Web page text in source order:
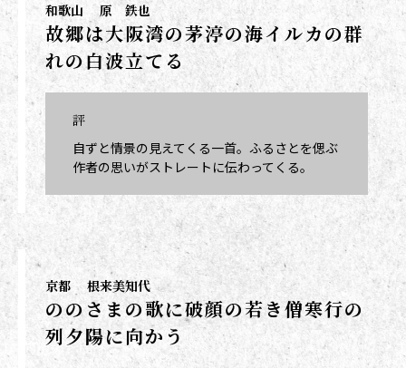
和歌山 原 鉄也
故郷は大阪湾の茅渟の海イルカの群
れの白波立てる
評
自ずと情景の見えてくる一首。ふるさとを偲ぶ
作者の思いがストレートに伝わってくる。
京都 根来美知代
ののさまの歌に破顔の若き僧寒行の
列夕陽に向かう